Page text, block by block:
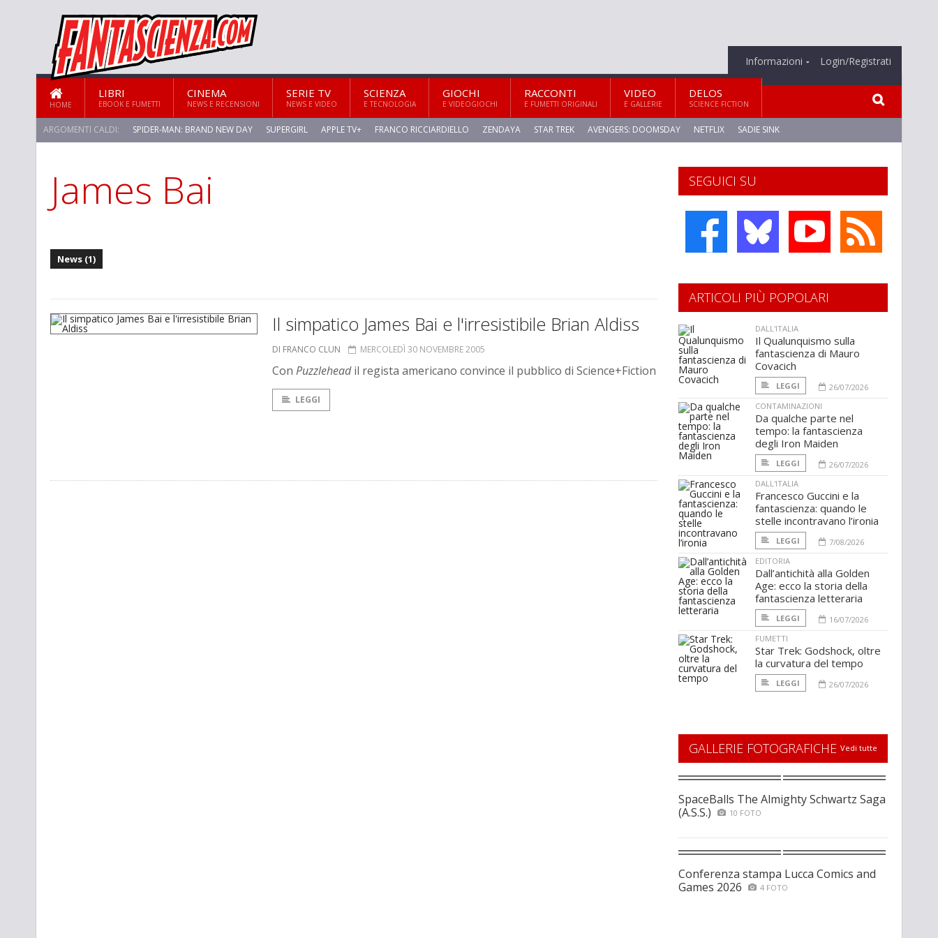
Informazioni Login/Registrati
HOME
LIBRI
EBOOK E FUMETTI
CINEMA
NEWS E RECENSIONI
SERIE TV
NEWS E VIDEO
SCIENZA
E TECNOLOGIA
GIOCHI
E VIDEOGIOCHI
RACCONTI
E FUMETTI ORIGINALI
VIDEO
E GALLERIE
DELOS
SCIENCE FICTION
ARGOMENTI CALDI: SPIDER-MAN: BRAND NEW DAY SUPERGIRL APPLE TV+ FRANCO RICCIARDIELLO ZENDAYA STAR TREK AVENGERS: DOOMSDAY NETFLIX SADIE SINK
James Bai
News (1)
Il simpatico James Bai e l'irresistibile Brian Aldiss
DI FRANCO CLUN MERCOLEDÌ 30 NOVEMBRE 2005
Con Puzzleheadil regista americano convince il pubblico di Science+Fiction
LEGGI
SEGUICI SU
ARTICOLI PIÙ POPOLARI
DALL'ITALIA
Il Qualunquismo sulla
fantascienza di Mauro
Covacich
LEGGI
26/07/2026
CONTAMINAZIONI
Da qualche parte nel
tempo: la fantascienza
degli Iron Maiden
LEGGI
26/07/2026
DALL'ITALIA
Francesco Guccini e la
fantascienza: quando le
stelle incontravano l’ironia
LEGGI
7/08/2026
EDITORIA
Dall’antichità alla Golden
Age: ecco la storia della
fantascienza letteraria
LEGGI
16/07/2026
FUMETTI
Star Trek: Godshock, oltre
la curvatura del tempo
LEGGI 26/07/2026
GALLERIE FOTOGRAFICHE Vedi tutte
SpaceBalls The Almighty Schwartz Saga
(A.S.S.)
10 FOTO
Conferenza stampa Lucca Comics and
Games 2026
4 FOTO